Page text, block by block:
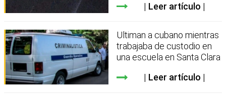
Leer artículo
Ultiman a cubano mientras
trabajaba de custodio en
una escuela en Santa Clara
Leer artículo